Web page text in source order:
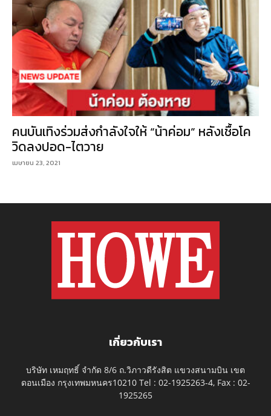
คนบันเทิงร่วมส่งกำลังใจให้ “น้าค่อม” หลังเชื้อโค
วิดลงปอด-ไตวาย
เมษายน 23, 2021
เกี่ยวกับเรา
บริษัท เหมฤทธิ์ จำกัด 8/6 ถ.วิภาวดีรังสิต แขวงสนามบิน เขต
ดอนเมือง กรุงเทพมหนคร10210 Tel : 02-1925263-4, Fax : 02-
1925265